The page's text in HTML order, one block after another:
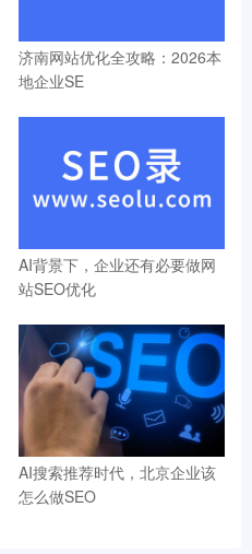
济南网站优化全攻略：2026本
地企业SE
AI背景下，企业还有必要做网
站SEO优化
AI搜索推荐时代，北京企业该
怎么做SEO